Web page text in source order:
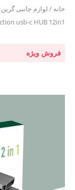
خانه / لوازم جانبی گرین
usb-c HUB 12in1
فروش ویژه